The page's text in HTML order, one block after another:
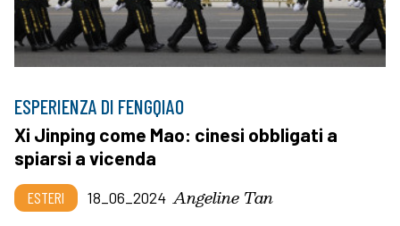
ESPERIENZA DI FENGQIAO
Xi Jinping come Mao: cinesi obbligati a
spiarsi a vicenda
ESTERI 18_06_2024 Angeline Tan